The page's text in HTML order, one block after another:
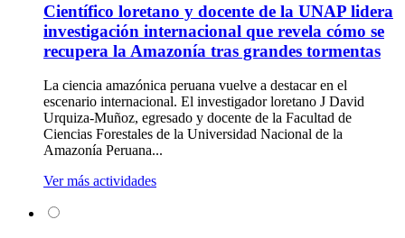
Científico loretano y docente de la UNAP lidera
investigación internacional que revela cómo se
recupera la Amazonía tras grandes tormentas
La ciencia amazónica peruana vuelve a destacar en el
escenario internacional. El investigador loretano J David
Urquiza-Muñoz, egresado y docente de la Facultad de
Ciencias Forestales de la Universidad Nacional de la
Amazonía Peruana...
Ver más actividades